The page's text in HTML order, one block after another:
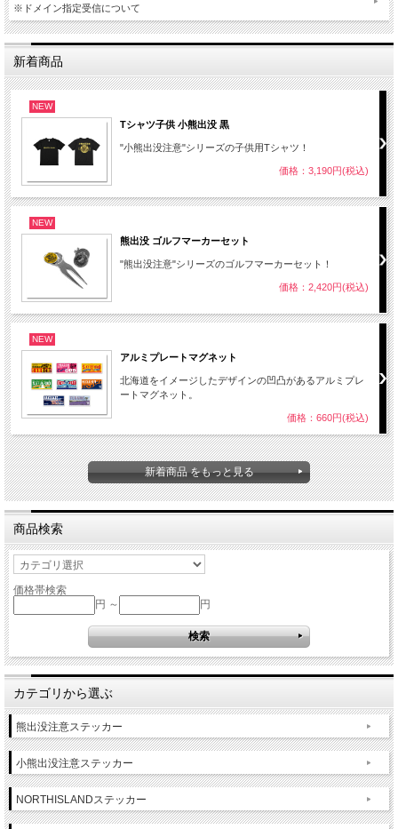
※ドメイン指定受信について
新着商品
NEW
Tシャツ子供 小熊出没 黒
"小熊出没注意"シリーズの子供用Tシャツ！
価格：3,190円(税込)
NEW
熊出没 ゴルフマーカーセット
"熊出没注意"シリーズのゴルフマーカーセット！
価格：2,420円(税込)
NEW
アルミプレートマグネット
北海道をイメージしたデザインの凹凸があるアルミプレ
ートマグネット。
価格：660円(税込)
新着商品 をもっと見る
商品検索
価格帯検索
円 ～
円
カテゴリから選ぶ
熊出没注意ステッカー
小熊出没注意ステッカー
NORTHISLANDステッカー